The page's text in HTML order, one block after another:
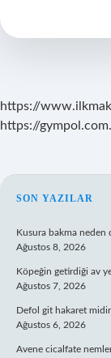
https://
https://
SON YAZILAR
Kusura bakma neden
Ağustos 8, 2026
Köpeğin getirdiği av
Ağustos 7, 2026
Defol git hakaret midir
Ağustos 6, 2026
Avene cicalfate